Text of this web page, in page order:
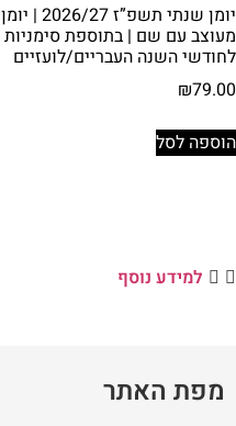
יומן שנתי תשפ”ז 2026/27 | יומן
מעוצב עם שם | בתוספת סימניות
לחודשי השנה העבריים/לועזיים
₪79.00
הוספה לסל
למידע נוסף
מפת האתר